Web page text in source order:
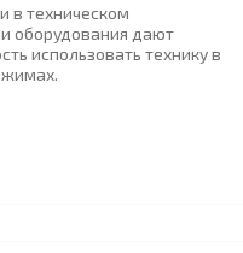
в техническом
оборудования дают
использовать технику в